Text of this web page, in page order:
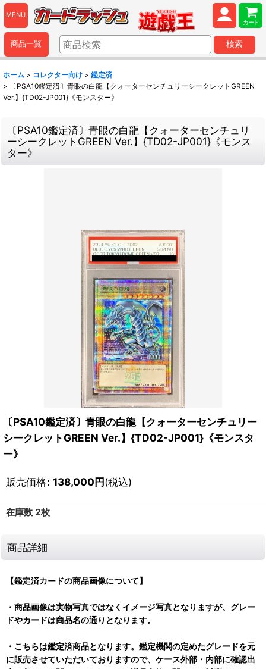
MENU
カート
商品一覧 検索
ホーム > コレクター向け > 鑑定済
>
〔PSA10鑑定済〕青眼の白龍【クォーターセンチュリーシークレットGREEN
Ver.】{TD02-JP001}《モンスター》
〔PSA10鑑定済〕青眼の白龍【クォーターセンチュリ
ーシークレットGREEN Ver.】{TD02-JP001}《モンス
ター》
〔PSA10鑑定済〕青眼の白龍【クォーターセンチュリー
シークレットGREEN Ver.】{TD02-JP001}《モンスタ
ー》
販売価格: 138,000円(税込)
在庫数 2枚
商品詳細
【鑑定済カードの商品画像について】
・商品画像は実物写真ではなくイメージ写真となりますが、グレー
ドやカードは商品名の通りとなります。
・こちらは鑑定済商品となります。鑑定機関の定めたグレードを元
に販売させていただいておりますので、ケース外部・内部に確認出